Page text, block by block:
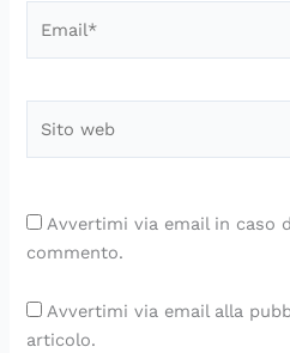
web
Avvertimi via email in caso
commento.
Avvertimi via email alla
articolo.